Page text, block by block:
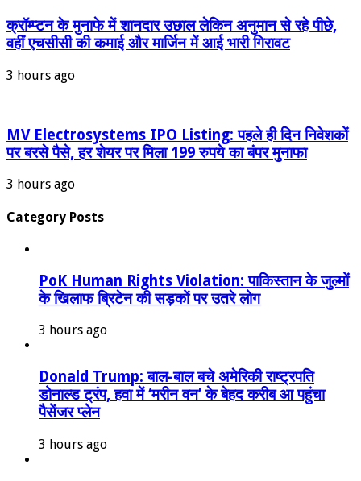
क्रॉम्प्टन के मुनाफे में शानदार उछाल लेकिन अनुमान से रहे पीछे,
वहीं एचसीसी की कमाई और मार्जिन में आई भारी गिरावट
3 hours ago
MV Electrosystems IPO Listing: पहले ही दिन निवेशकों
पर बरसे पैसे, हर शेयर पर मिला 199 रुपये का बंपर मुनाफा
3 hours ago
Category Posts
PoK Human Rights Violation: पाकिस्तान के जुल्मों
के खिलाफ ब्रिटेन की सड़कों पर उतरे लोग
3 hours ago
Donald Trump: बाल-बाल बचे अमेरिकी राष्ट्रपति
डोनाल्ड ट्रंप, हवा में ‘मरीन वन’ के बेहद करीब आ पहुंचा
पैसेंजर प्लेन
3 hours ago